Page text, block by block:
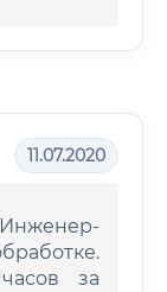
11.07.2020
Инженер-
за